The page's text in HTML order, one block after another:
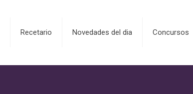
Recetario Novedades del dia Concursos